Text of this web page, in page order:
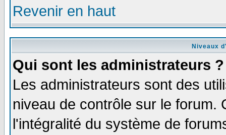
Revenir en haut
Niveaux
Qui sont les administrateurs ?
Les administrateurs sont des
niveau de contrôle sur le forum.
l'intégralité du système de